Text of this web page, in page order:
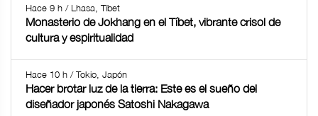
Hace 9 h / Lhasa, Tíbet
Monasterio de Jokhang en el Tíbet, vibrante crisol de
cultura y espiritualidad
Hace 10 h / Tokio, Japón
Hacer brotar luz de la tierra: Este es el sueño del
diseñador japonés Satoshi Nakagawa